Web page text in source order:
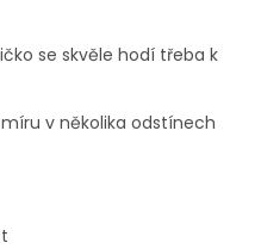
se skvěle hodí třeba k
v několika odstínech